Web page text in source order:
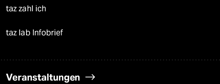
taz zahl ich
taz lab Infobrief
Veranstaltungen